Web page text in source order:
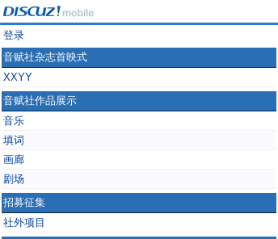
登录
音赋社杂志首映式
XXYY
音赋社作品展示
音乐
填词
画廊
剧场
招募征集
社外项目